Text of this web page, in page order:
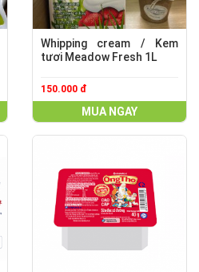
Whipping cream / Kem
tươi Meadow Fresh 1L
150.000 đ
MUA NGAY